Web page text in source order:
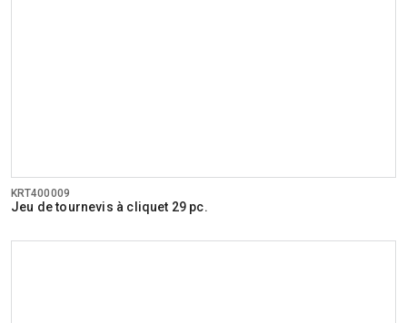
KRT400009
Jeu de tournevis à cliquet 29 pc.